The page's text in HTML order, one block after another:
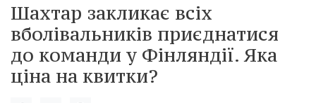
Шахтар закликає всіх
вболівальників приєднатися
до команди у Фінляндії. Яка
ціна на квитки?